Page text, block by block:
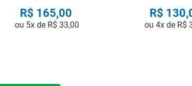
R$ 165,00
ou 5x de R$ 33,00
R$ 130,
ou 4x de R$